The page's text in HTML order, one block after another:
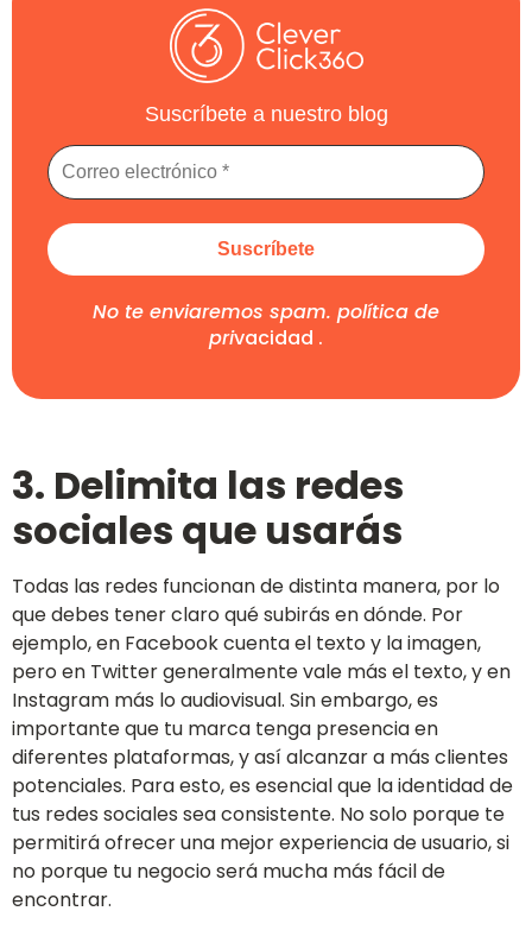
Suscríbete a nuestro blog
No te enviaremos spam. política de
privacidad .
3. Delimita las redes
sociales que usarás
Todas las redes funcionan de distinta manera, por lo
que debes tener claro qué subirás en dónde. Por
ejemplo, en Facebook cuenta el texto y la imagen,
pero en Twitter generalmente vale más el texto, y en
Instagram más lo audiovisual. Sin embargo, es
importante que tu marca tenga presencia en
diferentes plataformas, y así alcanzar a más clientes
potenciales. Para esto, es esencial que la identidad de
tus redes sociales sea consistente. No solo porque te
permitirá ofrecer una mejor experiencia de usuario, si
no porque tu negocio será mucha más fácil de
encontrar.